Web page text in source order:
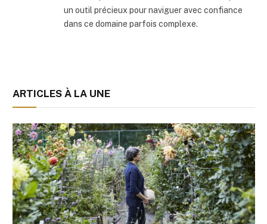
un outil précieux pour naviguer avec confiance
dans ce domaine parfois complexe.
ARTICLES À LA UNE